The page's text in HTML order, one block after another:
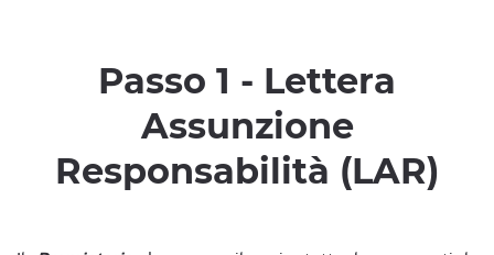
Passo 1 - Lettera
Assunzione
Responsabilità (LAR)